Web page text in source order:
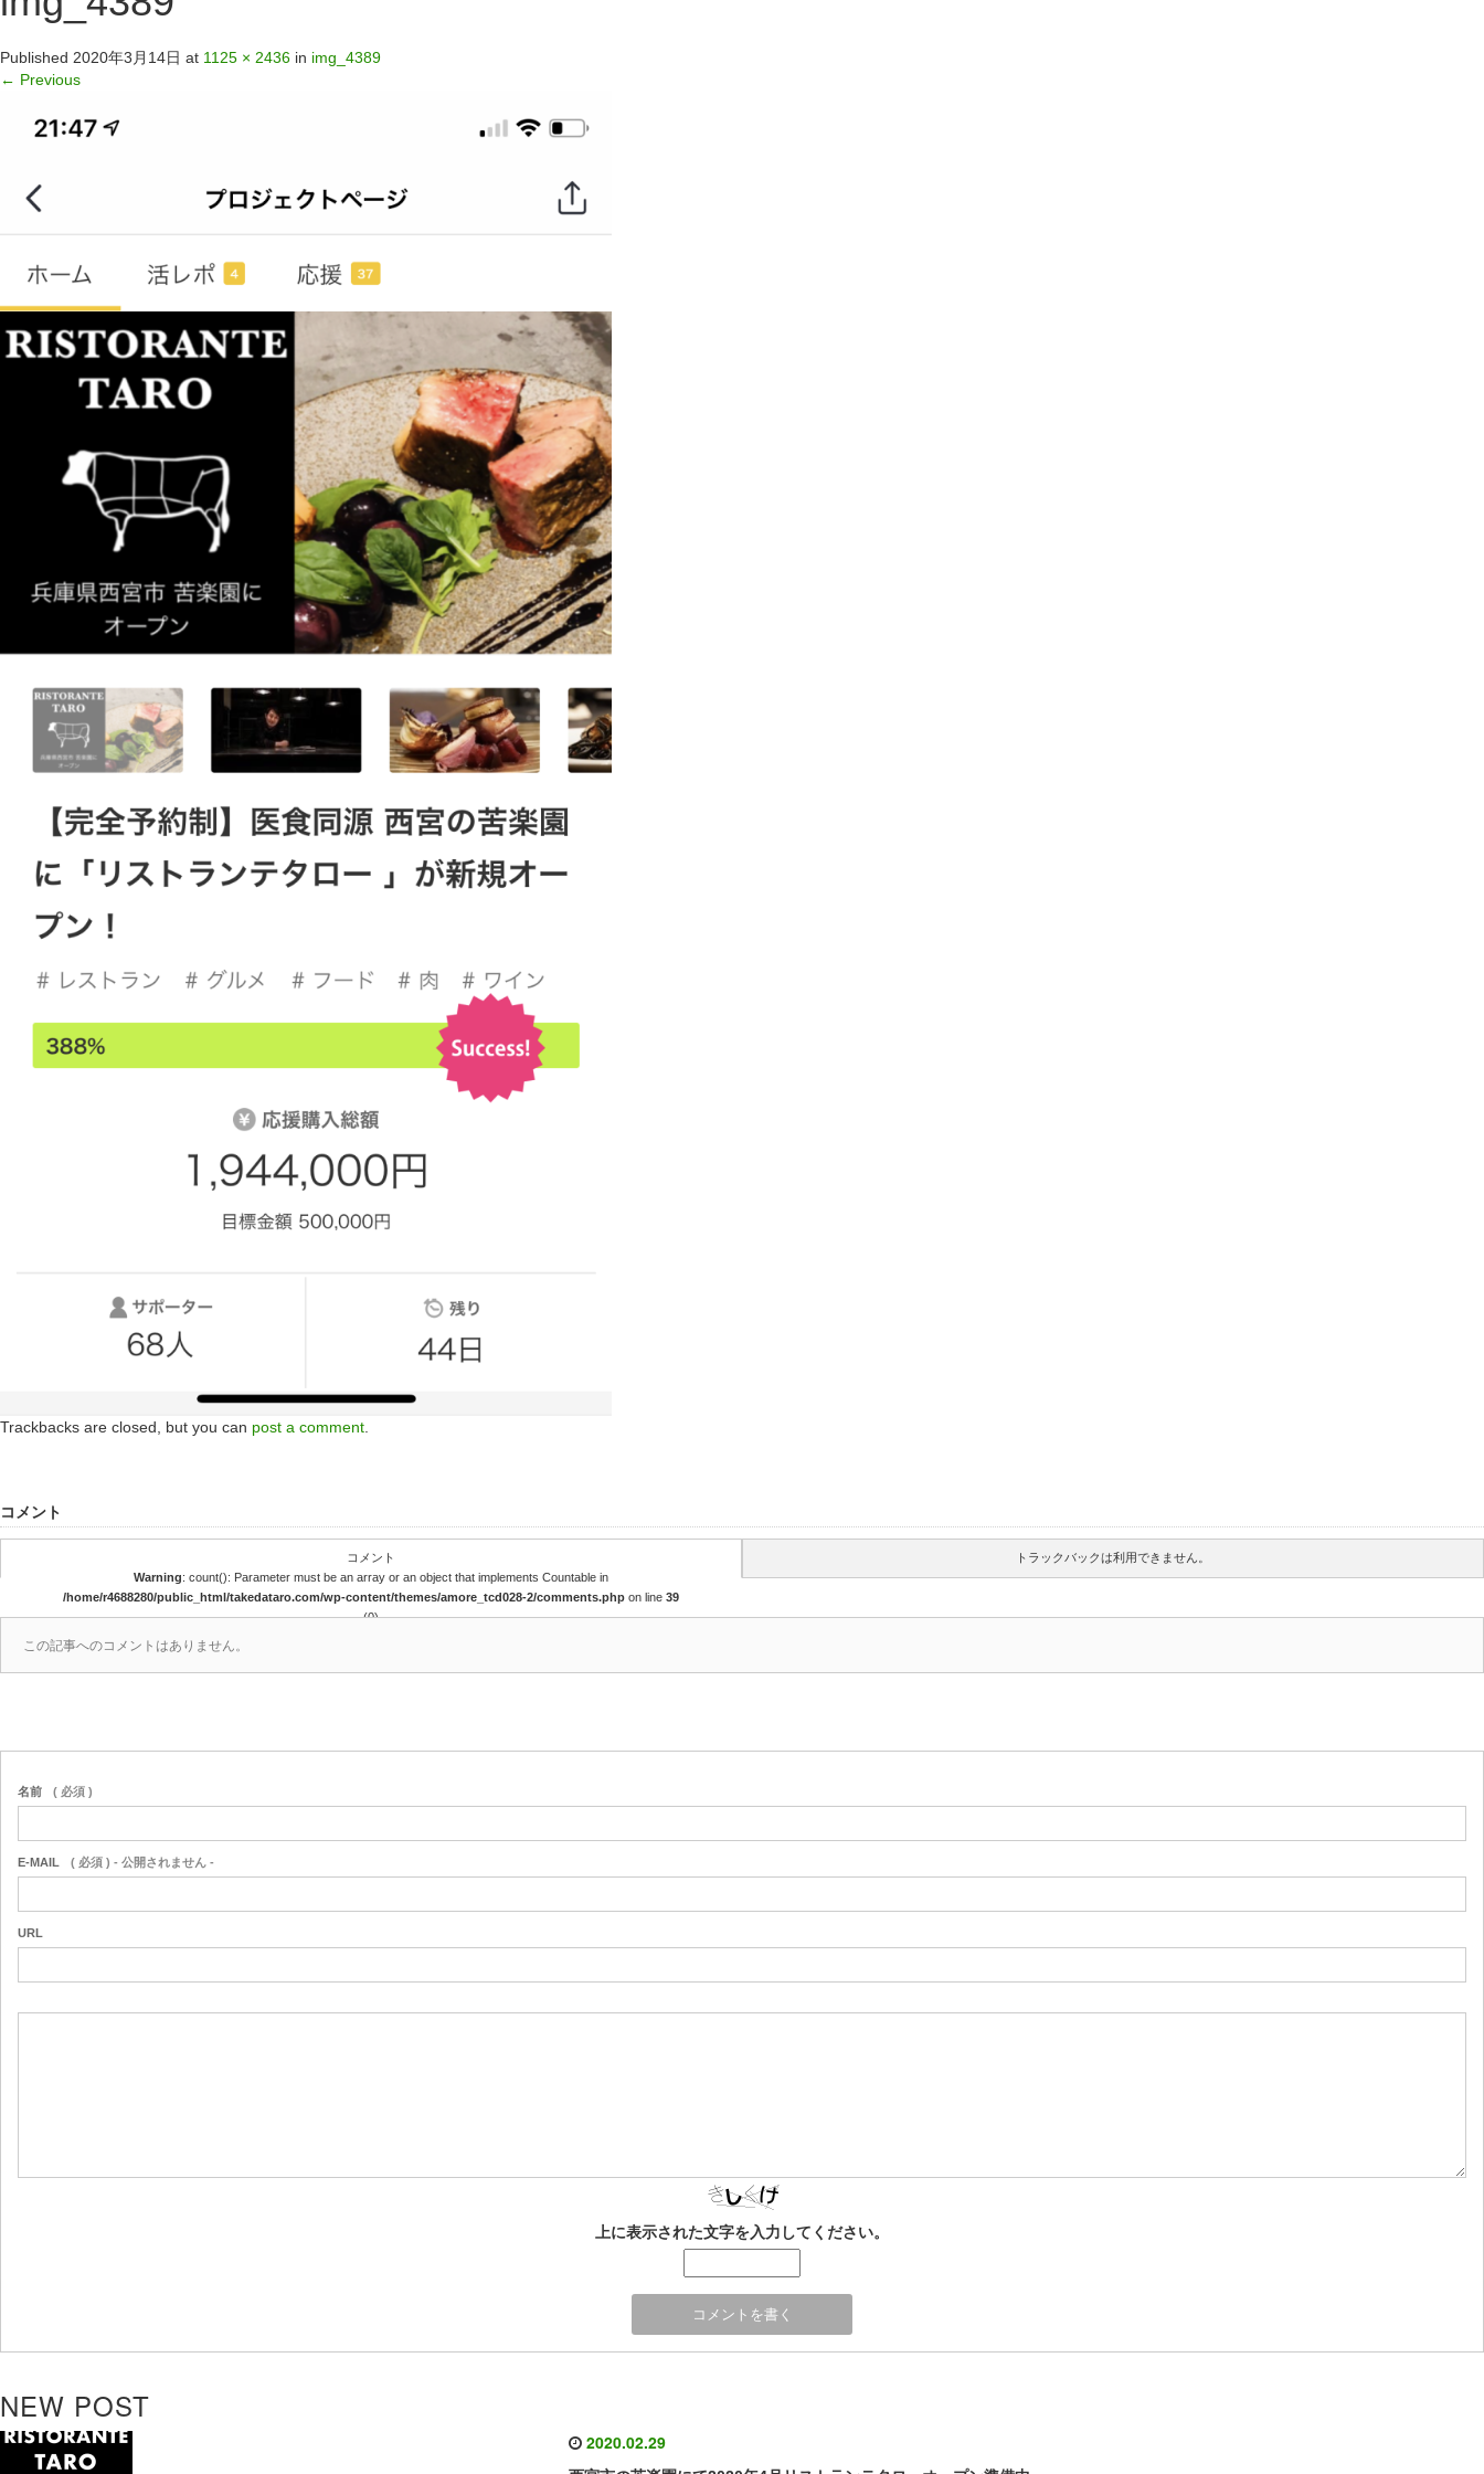
Published 2020年3月14日 at 1125 × 2436 in img_4389
← Previous
Trackbacks are closed, but you can post a comment.
コメント
コメント
Warning: count(): Parameter must be an array or an object that implements Countable in
/home/r4688280/public_html/takedataro.com/wp-content/themes/amore_tcd028-2/comments.php on line 39
(0)
トラックバックは利用できません。
この記事へのコメントはありません。
名前 ( 必須 )
E-MAIL ( 必須 ) - 公開されません -
URL
上に表示された文字を入力してください。
NEW POST
2020.02.29